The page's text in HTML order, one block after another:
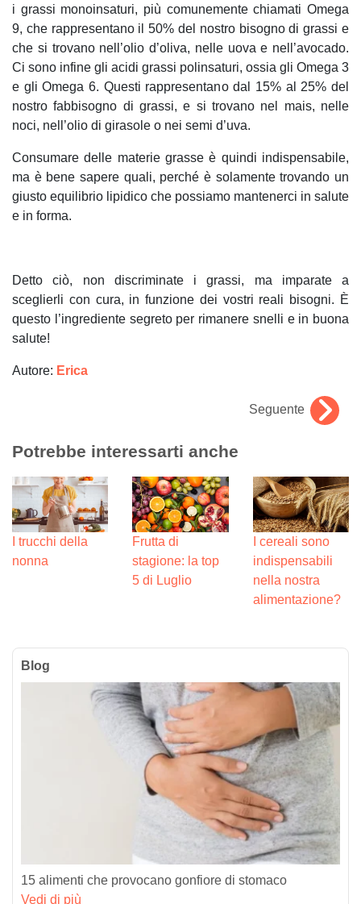
i grassi monoinsaturi, più comunemente chiamati Omega
9, che rappresentano il 50% del nostro bisogno di grassi e
che si trovano nell’olio d’oliva, nelle uova e nell’avocado.
Ci sono infine gli acidi grassi polinsaturi, ossia gli Omega 3
e gli Omega 6. Questi rappresentano dal 15% al 25% del
nostro fabbisogno di grassi, e si trovano nel mais, nelle
noci, nell’olio di girasole o nei semi d’uva.
Consumare delle materie grasse è quindi indispensabile,
ma è bene sapere quali, perché è solamente trovando un
giusto equilibrio lipidico che possiamo mantenerci in salute
e in forma.
Detto ciò, non discriminate i grassi, ma imparate a
sceglierli con cura, in funzione dei vostri reali bisogni. È
questo l’ingrediente segreto per rimanere snelli e in buona
salute!
Autore: Erica
Seguente
Potrebbe interessarti anche
I trucchi della
nonna
Frutta di
stagione: la top
5 di Luglio
I cereali sono
indispensabili
nella nostra
alimentazione?
Blog
15 alimenti che provocano gonfiore di stomaco
Vedi di più